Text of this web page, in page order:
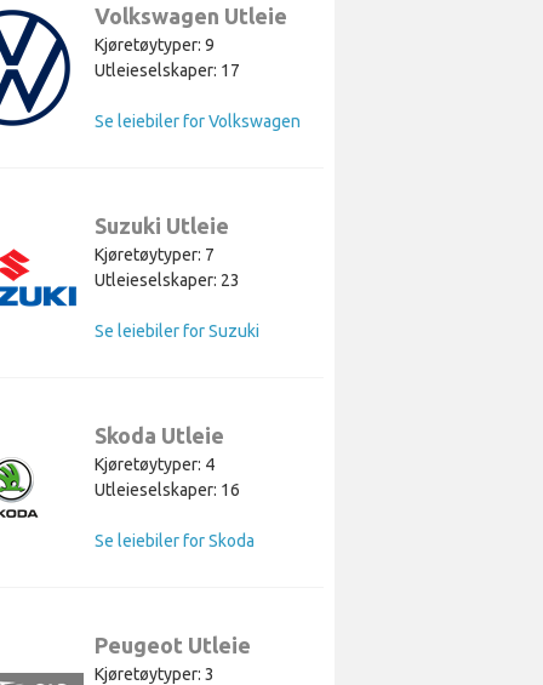
Volkswagen Utleie
Kjøretøytyper: 9
Utleieselskaper: 17
Se leiebiler for Volkswagen
Suzuki Utleie
Kjøretøytyper: 7
Utleieselskaper: 23
Se leiebiler for Suzuki
Skoda Utleie
Kjøretøytyper: 4
Utleieselskaper: 16
Se leiebiler for Skoda
Peugeot Utleie
Kjøretøytyper: 3